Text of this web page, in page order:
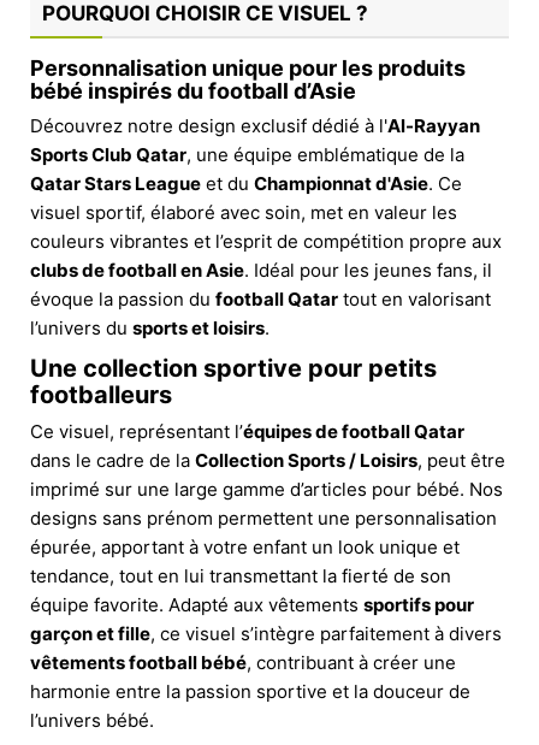
POURQUOI CHOISIR CE VISUEL ?
Personnalisation unique pour les produits
bébé inspirés du football d’Asie
Découvrez notre design exclusif dédié à l'Al-Rayyan
Sports Club Qatar, une équipe emblématique de la
Qatar Stars League et du Championnat d'Asie. Ce
visuel sportif, élaboré avec soin, met en valeur les
couleurs vibrantes et l’esprit de compétition propre aux
clubs de football en Asie. Idéal pour les jeunes fans, il
évoque la passion du football Qatar tout en valorisant
l’univers du sports et loisirs.
Une collection sportive pour petits
footballeurs
Ce visuel, représentant l’équipes de football Qatar
dans le cadre de la Collection Sports / Loisirs, peut être
imprimé sur une large gamme d’articles pour bébé. Nos
designs sans prénom permettent une personnalisation
épurée, apportant à votre enfant un look unique et
tendance, tout en lui transmettant la fierté de son
équipe favorite. Adapté aux vêtements sportifs pour
garçon et fille, ce visuel s’intègre parfaitement à divers
vêtements football bébé, contribuant à créer une
harmonie entre la passion sportive et la douceur de
l’univers bébé.